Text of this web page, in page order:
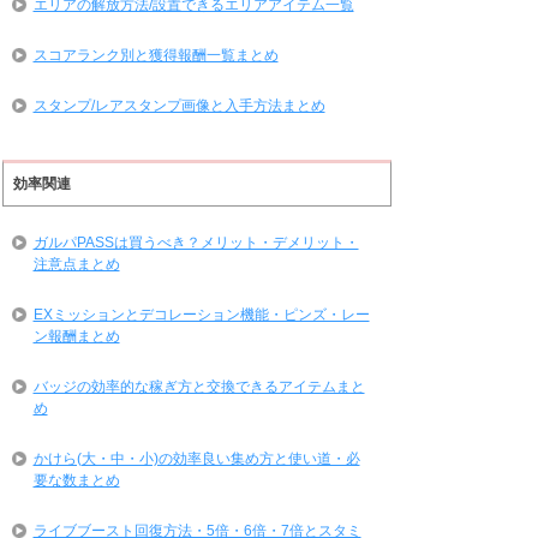
エリアの解放方法/設置できるエリアアイテム一覧
スコアランク別と獲得報酬一覧まとめ
スタンプ/レアスタンプ画像と入手方法まとめ
効率関連
ガルパPASSは買うべき？メリット・デメリット・
注意点まとめ
EXミッションとデコレーション機能・ピンズ・レー
ン報酬まとめ
バッジの効率的な稼ぎ方と交換できるアイテムまと
め
かけら(大・中・小)の効率良い集め方と使い道・必
要な数まとめ
ライブブースト回復方法・5倍・6倍・7倍とスタミ